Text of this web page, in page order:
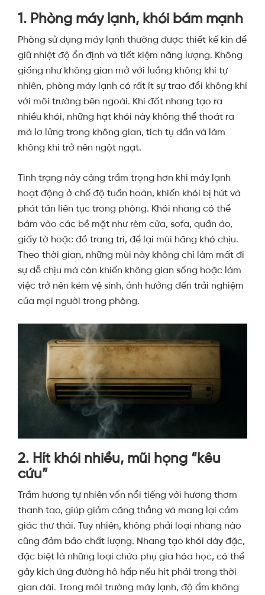
1. Phòng máy lạnh, khói bám mạnh
Phòng sử dụng máy lạnh thường được thiết kế kín để
giữ nhiệt độ ổn định và tiết kiệm năng lượng. Không
giống như không gian mở với luồng không khí tự
nhiên, phòng máy lạnh có rất ít sự trao đổi không khí
với môi trường bên ngoài. Khi đốt nhang tạo ra
nhiều khói, những hạt khói này không thể thoát ra
mà lơ lửng trong không gian, tích tụ dần và làm
không khí trở nên ngột ngạt.
Tình trạng này càng trầm trọng hơn khi máy lạnh
hoạt động ở chế độ tuần hoàn, khiến khói bị hút và
phát tán liên tục trong phòng. Khói nhang có thể
bám vào các bề mặt như rèm cửa, sofa, quần áo,
giấy tờ hoặc đồ trang trí, để lại mùi hăng khó chịu.
Theo thời gian, những mùi này không chỉ làm mất đi
sự dễ chịu mà còn khiến không gian sống hoặc làm
việc trở nên kém vệ sinh, ảnh hưởng đến trải nghiệm
của mọi người trong phòng.
2. Hít khói nhiều, mũi họng “kêu
cứu”
Trầm hương tự nhiên vốn nổi tiếng với hương thơm
thanh tao, giúp giảm căng thẳng và mang lại cảm
giác thư thái. Tuy nhiên, không phải loại nhang nào
cũng đảm bảo chất lượng. Nhang tạo khói dày đặc,
đặc biệt là những loại chứa phụ gia hóa học, có thể
gây kích ứng đường hô hấp nếu hít phải trong thời
gian dài. Trong môi trường máy lạnh, độ ẩm không